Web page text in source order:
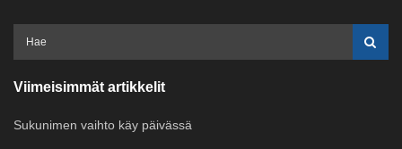
Viimeisimmät artikkelit
Sukunimen vaihto käy päivässä